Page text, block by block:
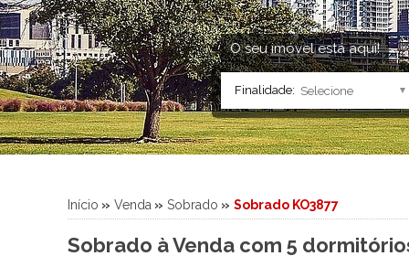
Imóvel Comercial
Prédio
Sala Comercial
Salão
Sítio
Sobrado
Terreno em Condomínio
Salão
Sobrado
O seu imóvel está aqui!
Finalidade:
Início » Venda » Sobrado » Sobrado KO3877
Sobrado à Venda com 5